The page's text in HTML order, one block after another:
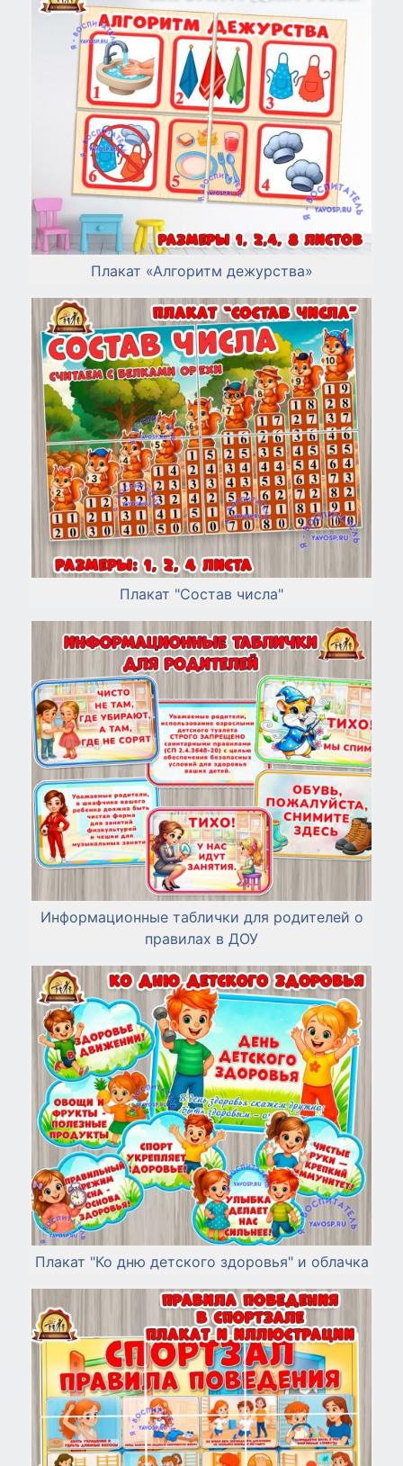
Плакат «Алгоритм дежурства»
Плакат "Состав числа"
Информационные таблички для родителей о
правилах в ДОУ
Плакат "Ко дню детского здоровья" и облачка